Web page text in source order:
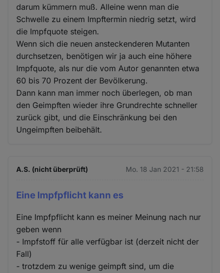
darum kümmern muß. Alleine wenn man die
Schwelle zu einem Impftermin niedrig setzt, wird
die Impfquote steigen.
Wenn sich die neuen ansteckenderen Mutanten
durchsetzen, benötigen wir ja auch eine höhere
Impfquote, als nur die vom Autor genannten etwa
60 bis 70 Prozent der Bevölkerung.
Dann kann man immer noch überlegen, ob man
den Geimpften wieder ihre Grundrechte schneller
zurück gibt, und die Einschränkung bei den
Ungeimpften beibehält.
A.S. (nicht überprüft) Mo. 18 Jan 2021 - 21:58
Eine Impfpflicht kann es
Eine Impfpflicht kann es meiner Meinung nach nur
geben wenn
- Impfstoff für alle verfügbar ist (derzeit nicht der
Fall)
- trotzdem zu wenige geimpft sind, um die